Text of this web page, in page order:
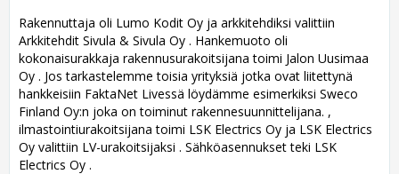
Rakennuttaja oli Lumo Kodit Oy ja arkkitehdiksi valittiin
Arkkitehdit Sivula & Sivula Oy . Hankemuoto oli
kokonaisurakkaja rakennusurakoitsijana toimi Jalon Uusimaa
Oy . Jos tarkastelemme toisia yrityksiä jotka ovat liitettynä
hankkeisiin FaktaNet Livessä löydämme esimerkiksi Sweco
Finland Oy:n joka on toiminut rakennesuunnittelijana. ,
ilmastointiurakoitsijana toimi LSK Electrics Oy ja LSK Electrics
Oy valittiin LV-urakoitsijaksi . Sähköasennukset teki LSK
Electrics Oy .